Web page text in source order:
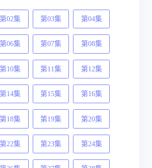
第02集 第03集 第04集
第06集 第07集 第08集
第10集 第11集 第12集
第14集 第15集 第16集
第18集 第19集 第20集
第22集 第23集 第24集